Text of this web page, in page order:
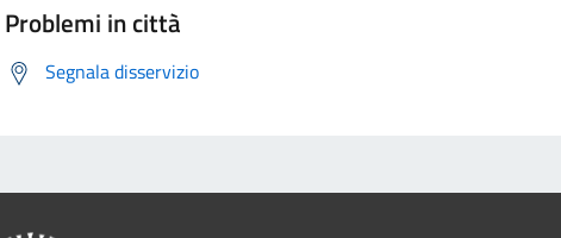
Problemi in città
Segnala disservizio